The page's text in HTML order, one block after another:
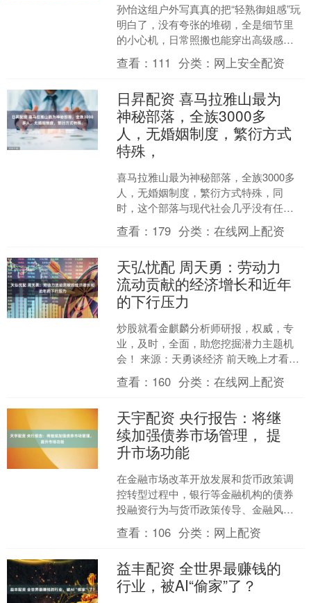
孙怡这组户外写真真的把“轻熟御姐感”玩
明白了，没有夸张的堆砌，全是细节里
的小心机，日常照搬也能穿出高级感。
她选了一件基础款黑色泡泡袖针织衫，
看似简单却藏着小心....
查看： 111 分类： 网上安全配资
日昇配资 喜马拉雅山最为
神秘部落，全族3000多
人，无婚姻制度，繁衍方式
特殊，
喜马拉雅山最为神秘部落，全族3000多
人，无婚姻制度，繁衍方式特殊，同
时，这个部落与现代社会几乎没有任何
联系，没有手机，没有网络，依旧保持
着祖先们的生活方式，过....
查看： 179 分类：在线网上配资
天弘忧配 周天勇：劳动力
流动贡献的经济增长和近年
的下行压力
炒股就看金麒麟分析师研报，权威，专
业，及时，全面，助您挖掘潜力主题机
会！ 来源：天勇谈经济 前天晚上才看到
4月30日，新浪财经转了一篇化名“九门提
督”的热心网友....
查看： 160 分类：在线网上配资
天宇配资 央行报告：将继
续加强债券市场管理， 提
升市场功能
在金融市场改革开放发展和货币政策调
控转型过程中，银行等金融机构的债券
投融资行为与货币政策传导、金融风险
防范高度关联，最新货政报告专栏指
出，加强债券市场建设，提升....
查看： 106 分类： 网上配资
益丰配资 全世界最赚钱的
行业，被AI“偷家”了？